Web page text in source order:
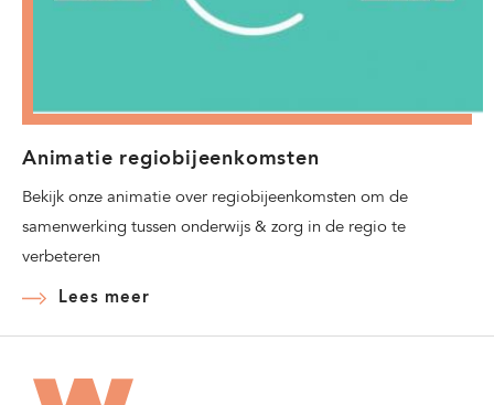
Animatie regiobijeenkomsten
Bekijk onze animatie over regiobijeenkomsten om de
samenwerking tussen onderwijs & zorg in de regio te
verbeteren
Lees meer